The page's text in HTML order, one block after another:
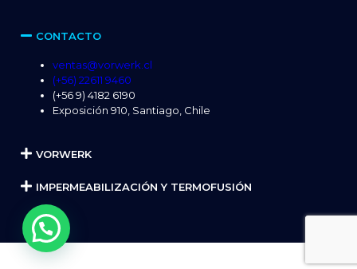
CONTACTO
ventas@vorwerk.cl
(+56) 22611 9460
(+56 9) 4182 6190
Exposición 910, Santiago, Chile
VORWERK
IMPERMEABILIZACIÓN Y TERMOFUSIÓN